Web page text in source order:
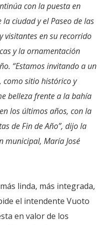
con la puesta en
ciudad y el Paseo de las
visitantes en su recorrido
y la ornamentación
“Estamos invitando a un
como sitio histórico y
belleza frente a la bahía
los últimos años, con la
de Fin de Año”, dijo la
municipal, María José
linda, más integrada,
el intendente Vuoto
en valor de los